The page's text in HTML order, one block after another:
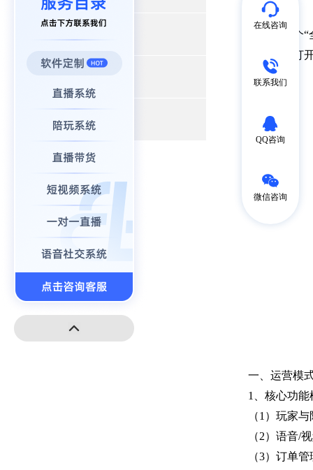
高端建站
在如今这个
能就是你打
一、运营模
1、核心功能
（1）玩家
（2）语音/
（3）订单
在线咨询
联系我们
QQ咨询
微信咨询